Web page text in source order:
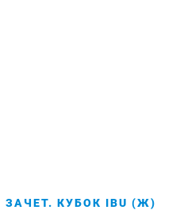
КУБОК IBU (Ж)